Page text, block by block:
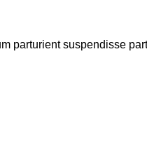
parturient suspendisse